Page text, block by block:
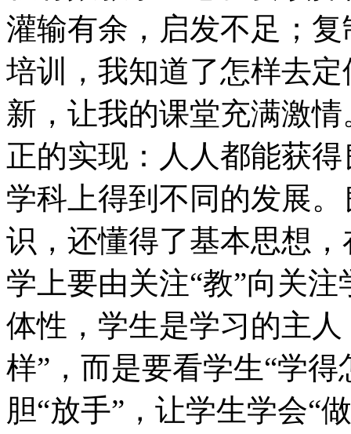
灌输有余，启发不足；
培训，我知道了怎样去
新，让我的课堂充满激
正的实现：人人都能获
学科上得到不同的发展
识，还懂得了基本思想
学上要由关注“教”向关
体性，学生是学习的主
样”，而是要看学生“学
胆“放手”，让学生学会“